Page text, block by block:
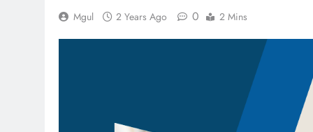
Mgul 2 Years Ago 0 2 Mins